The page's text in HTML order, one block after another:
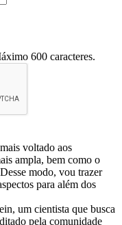
600 caracteres.
voltado aos
ampla, bem como o
modo, vou trazer
para além dos
um cientista que busca
pela comunidade